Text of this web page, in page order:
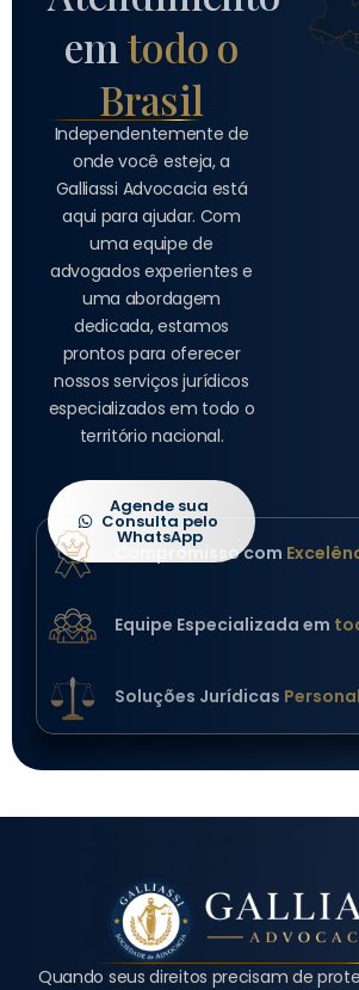
emtodo o
Brasil
Independentemente de
onde você esteja, a
Galliassi Advocacia está
aqui para ajudar. Com
uma equipe de
advogados experientes e
uma abordagem
dedicada, estamos
prontos para oferecer
nossos serviços jurídicos
especializados em todo o
território nacional.
Agende sua
Consulta pelo
WhatsApp
Compromisso com
Equipe Especializada em
Soluções Jurídicas
Quando seus direitos precisam de